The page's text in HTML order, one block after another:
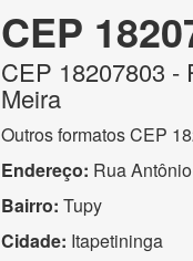
CEP
CEP 18207803 -
Meira
Outros formatos CEP
Endereço: Rua
Bairro: Tupy
Cidade: Itapetininga